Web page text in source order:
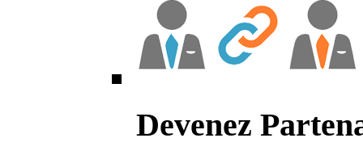
Devenez